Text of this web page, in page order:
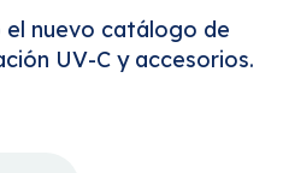
el nuevo catálogo de
UV-C y accesorios.